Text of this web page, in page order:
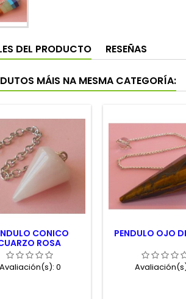
DEL PRODUCTO RESEÑAS
MÁIS NA MESMA CATEGORÍA:
CONICO
ROSA
Avaliación(s): 0
PENDULO OJO